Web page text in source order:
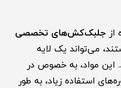
جلبک‌کش‌های تخصصی
می‌تواند یک لایه
این مواد، به خصوص در
استفاده زیاد، به طور